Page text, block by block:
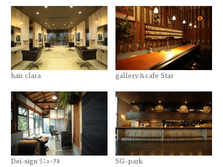
hair clara gallery＆cafe Star
Dei-sign ﾘﾆｭｰｱﾙ SG-park